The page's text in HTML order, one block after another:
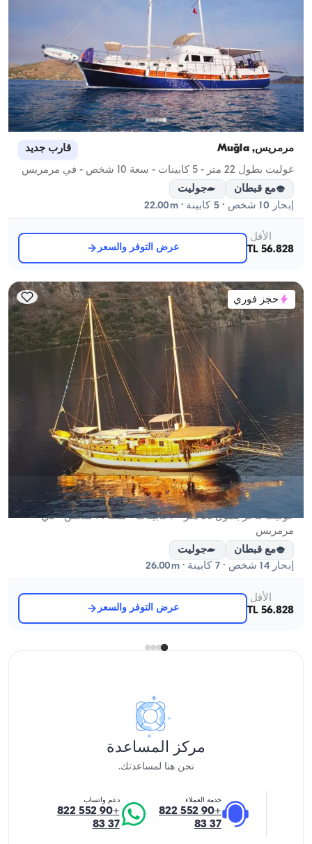
مرمريس, Muğla قارب جديد
غوليت بطول 22 متر - 5 كابينات - سعة 10 شخص - في مرمريس
مع قبطان
جوليت
إبحار 10 شخص · 5 كابينة · 22.00m
الأقل
56.828 TL
عرض التوفر والسعر
حجز فوري
مرمريس, Muğla قارب جديد
غوليت فاخر بطول 26 متر - 7 كابينات - سعة 14 شخص - في
مرمريس
مع قبطان
جوليت
إبحار 14 شخص · 7 كابينة · 26.00m
الأقل
56.828 TL
عرض التوفر والسعر
مركز المساعدة
نحن هنا لمساعدتك.
خدمة العملاء
+90 552 822
37 83
دعم واتساب
+90 552 822
37 83